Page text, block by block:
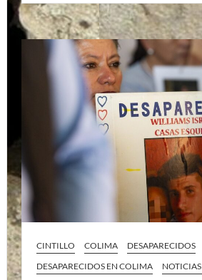
CINTILLO COLIMA
DESAPARECIDOS
DESAPARECIDOS EN COLIMA